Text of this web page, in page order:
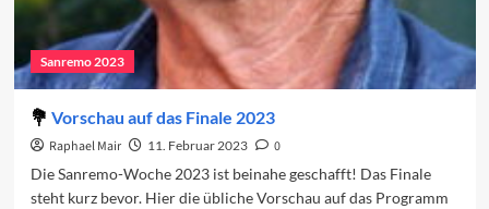
Sanremo 2023
Vorschau auf das Finale 2023
Raphael Mair 11. Februar 2023
0
Die Sanremo-Woche 2023 ist beinahe geschafft! Das Finale
steht kurz bevor. Hier die übliche Vorschau auf das Programm